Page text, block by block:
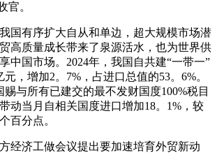
官。
有序扩大自从和单边，超大规模市场潜
高质量成长带来了泉源活水，也为世界供
中国市场。2024年，我国自共建“一带一”
，增加2。7%，占进口总值的53。6%。
赐与所有已建交的最不发财国度100%税目
动当月自相关国度进口增加18。1%，较
百分点。
济工做会议提出要加速培育外贸新动